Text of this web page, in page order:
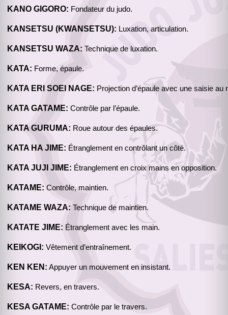
KANO GIGORO: Fondateur du judo.
KANSETSU (KWANSETSU): Luxation, articulation.
KANSETSU WAZA: Technique de luxation.
KATA: Forme, épaule.
KATA ERI SOEI NAGE: Projection d’épaule avec une saisie au
KATA GATAME: Contrôle par l’épaule.
KATA GURUMA: Roue autour des épaules.
KATA HA JIME: Étranglement en contrôlant un côté.
KATA JUJI JIME: Étranglement en croix mains en opposition.
KATAME: Contrôle, maintien.
KATAME WAZA: Technique de maintien.
KATATE JIME: Étranglement avec les main.
KEIKOGI: Vêtement d’entraînement.
KEN KEN: Appuyer un mouvement en insistant.
KESA: Revers, en travers.
KESA GATAME: Contrôle par le travers.